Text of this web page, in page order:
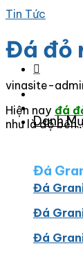
Danh
Đá
Đá
Đá
Đá
Tin Tức
Đá đỏ
vinasite-
Hiện nay đá
như là độ